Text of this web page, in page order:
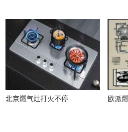
北京燃气灶打火不停 欧派